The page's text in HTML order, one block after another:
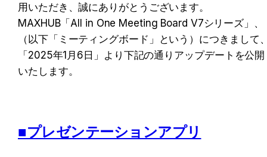
用いただき、誠にありがとうございます。
MAXHUB「All in One Meeting Board V7シリーズ」、
（以下「ミーティングボード」という）につきまして
「2025年1月6日」より下記の通りアップデートを公開
いたします。
■プレゼンテーションアプリ